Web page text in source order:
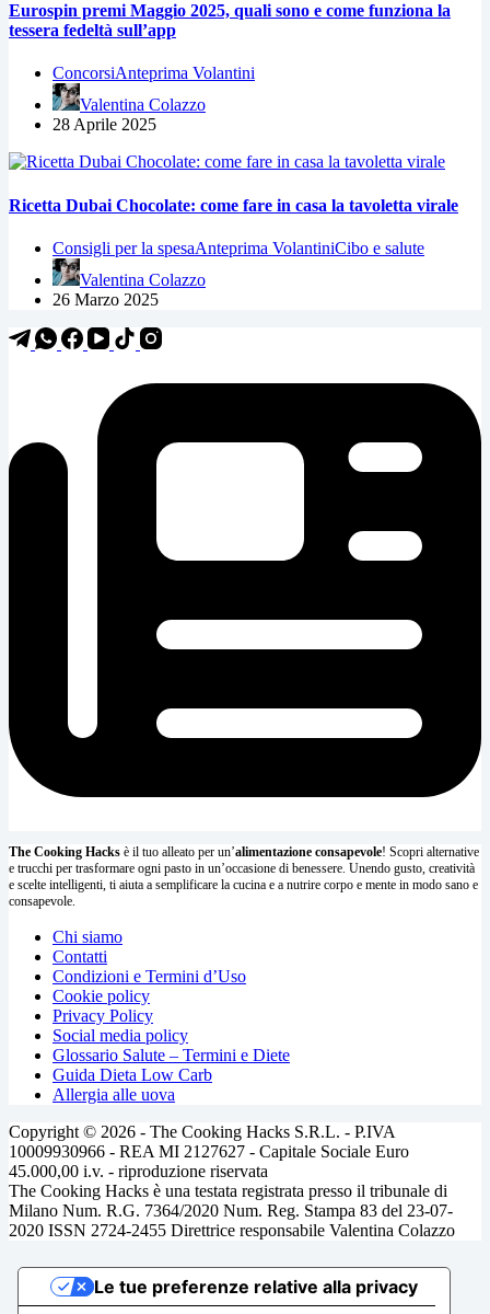
Eurospin premi Maggio 2025, quali sono e come funziona la
tessera fedeltà sull’app
ConcorsiAnteprima Volantini
Valentina Colazzo
28 Aprile 2025
Ricetta Dubai Chocolate: come fare in casa la tavoletta virale
Consigli per la spesaAnteprima VolantiniCibo e salute
Valentina Colazzo
26 Marzo 2025
The Cooking Hacks è il tuo alleato per un’alimentazione consapevole! Scopri alternative
e trucchi per trasformare ogni pasto in un’occasione di benessere. Unendo gusto, creatività
e scelte intelligenti, ti aiuta a semplificare la cucina e a nutrire corpo e mente in modo sano e
consapevole.
Chi siamo
Contatti
Condizioni e Termini d’Uso
Cookie policy
Privacy Policy
Social media policy
Glossario Salute – Termini e Diete
Guida Dieta Low Carb
Allergia alle uova
Copyright © 2026 - The Cooking Hacks S.R.L. - P.IVA
10009930966 - REA MI 2127627 - Capitale Sociale Euro
45.000,00 i.v. - riproduzione riservata
The Cooking Hacks è una testata registrata presso il tribunale di
Milano Num. R.G. 7364/2020 Num. Reg. Stampa 83 del 23-07-
2020 ISSN 2724-2455 Direttrice responsabile Valentina Colazzo
Le tue preferenze relative alla privacy